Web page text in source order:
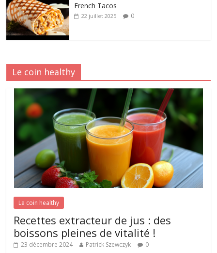
French Tacos
22 juillet 2025 0
Le coin healthy
Le coin healthy
Recettes extracteur de jus : des
boissons pleines de vitalité !
23 décembre 2024 Patrick Szewczyk 0